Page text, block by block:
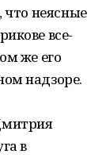
что неясные
все-
же его
надзоре.
в